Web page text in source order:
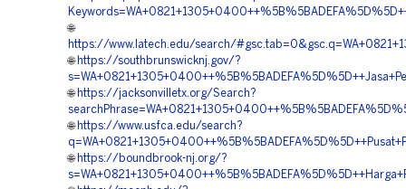
🌐
https://www.latech.edu/search/
🌐 https://southbrunswicknj.gov/?
🌐 https://jacksonvilletx.org/Search?
🌐 https://www.usfca.edu/search?
🌐 https://boundbrook-nj.org/?